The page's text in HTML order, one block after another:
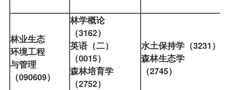
林业生态
环境工程
与管理
（090609）
林学概论
（3162）
英语（二）
（0015）
森林培育学
（2752）
水土保持学（3231）
森林生态学
（2745）